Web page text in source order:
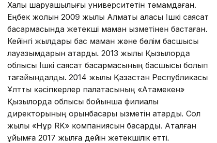
Халық шаруашылығы университетін тәмамдаған.
Еңбек жолын 2009 жылы Алматы қаласы Ішкі саясат
басқармасында жетекші маман қызметінен бастаған.
Кейінгі жылдары бас маман және бөлім басшысы
лауазымдарын атқарды. 2013 жылы Қызылорда
облысы Ішкі саясат басқармасының басшысы болып
тағайындалды. 2014 жылы Қазақстан Республикасы
Ұлттық кәсіпкерлер палатасының «Атамекен»
Қызылорда облысы бойынша филиалы
директорының орынбасары қызметін атқарды. Сол
жылы «Нұр RK» компаниясын басқарды. Аталған
ұйымға 2017 жылға дейін жетекшілік етті.